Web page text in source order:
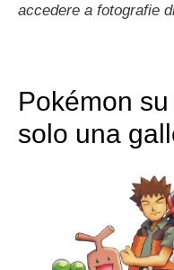
accedere a fotografie
Pokémon
solo una